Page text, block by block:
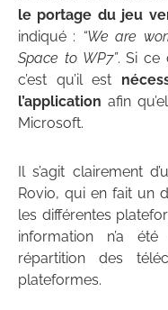
le portage du jeu
indiqué : “ We are
Space to WP7”. Si ce
c’est qu’il est
l’application afin
Microsoft.
Il s’agit clairement
Rovio, qui en fait un
les différentes
information n’a
répartition des
plateformes.